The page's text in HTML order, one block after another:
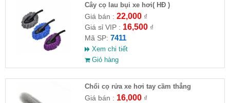
Cây cọ lau bụi xe hơi( HĐ )
Giá bán : 22,000₫
Giá sỉ VIP : 16,500₫
Mã SP: 7411
Xem chi tiết
Giỏ hàng
Chổi cọ rửa xe hơi tay cầm thẳng
Giá bán : 16,000₫